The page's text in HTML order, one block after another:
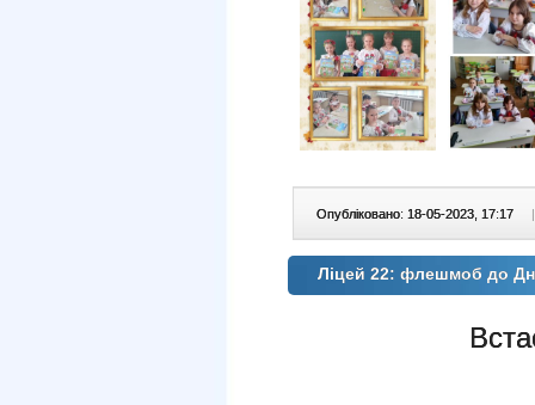
Опубліковано: 18-05-2023, 17:17 |
Ліцей 22: флешмоб до